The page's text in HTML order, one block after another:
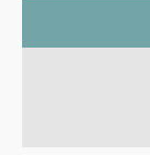
Politique de
Politique de